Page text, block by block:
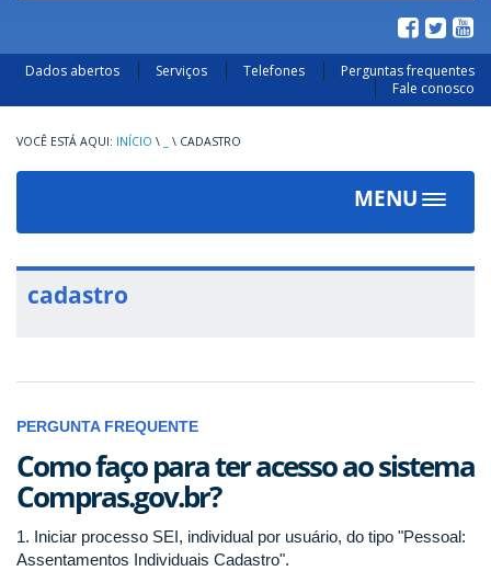
Dados abertos Serviços Telefones
Perguntas frequentes
Fale conosco
INÍCIO \ \ CADASTRO
MENU
Toggle
cadastro
PERGUNTA FREQUENTE
Como faço para ter acesso ao sistema
Compras.gov.br?
1. Iniciar processo SEI, individual por usuário, do tipo "Pessoal:
Assentamentos Individuais Cadastro".